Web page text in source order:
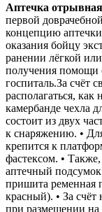
Аптечка
первой
концепцию
оказания бойцу
ранении лёгкой
получения помощи
госпиталь.За счёт
располагаться,
камербанде чехла
состоит из двух
к снаряжению. •
крепится к
фастексом. •
аптечный подсумок
пришита ременная
красный). • За
при размещении на